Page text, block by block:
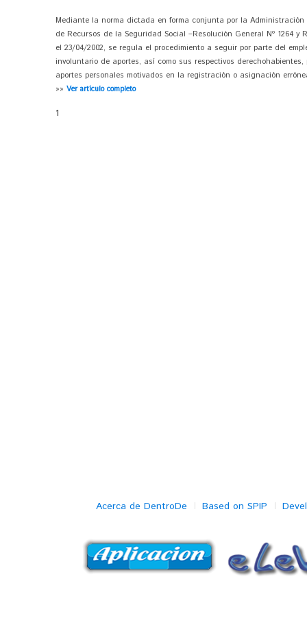
Mediante la norma dictada en forma conjunta por la
de Recursos de la Seguridad Social –Resolución General Nº 1264
el 23/04/2002, se regula el procedimiento a seguir por parte del
involuntario de aportes, así como sus respectivos
aportes personales motivados en la registración o asignación
»» Ver artículo completo
1
Acerca de DentroDe Based on SPIP